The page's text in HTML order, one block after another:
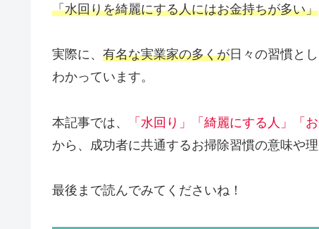
「水回りを綺麗にする人にはお金持ちが多い」
実際に、 有名な実業家の多くが 日々の習慣とし
わかっています。
本記事では、 「水回り」「綺麗にする人」「
から、成功者に共通するお掃除習慣の意味や
最後まで読んでみてくださいね！